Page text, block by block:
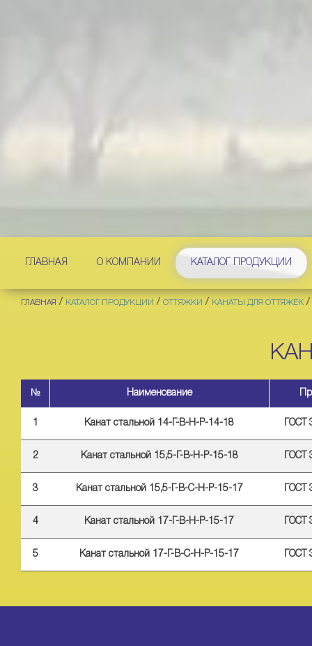
ГЛАВНАЯ О КОМПАНИИ КАТАЛОГ ПРОДУКЦИИ
ГЛАВНАЯ / КАТАЛОГ ПРОДУКЦИИ / ОТТЯЖКИ / КАНАТЫ ДЛЯ ОТТЯЖЕК /
№ Наименование
1 Канат стальной 14-Г-В-Н-Р-14-18 ГОСТ
2 Канат стальной 15,5-Г-В-Н-Р-15-18 ГОСТ
3 Канат стальной 15,5-Г-В-С-Н-Р-15-17 ГОСТ
4 Канат стальной 17-Г-В-Н-Р-15-17 ГОСТ
5 Канат стальной 17-Г-В-С-Н-Р-15-17 ГОСТ